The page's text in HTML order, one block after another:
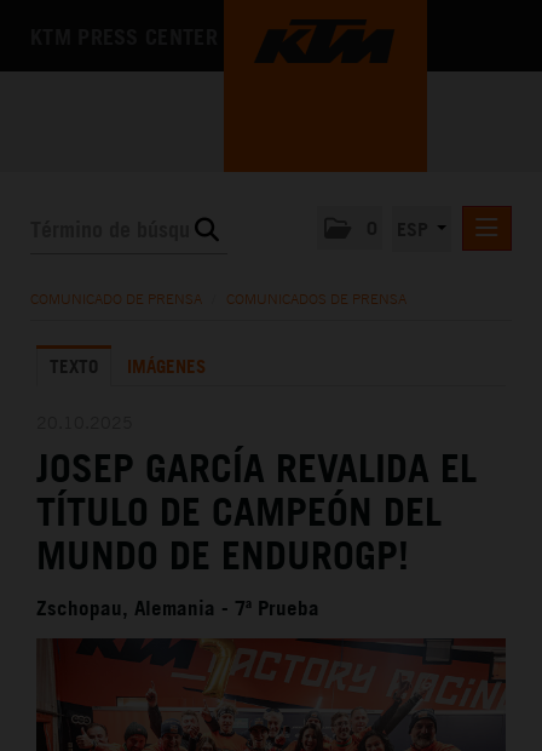
LA EMPRESA
COMUNICADO DE PRENSA COMUNICADOS DE PRENSA
TEXTO IMÁGENES
JOSEP GARCÍA REVALIDA EL
TÍTULO DE CAMPEÓN DEL
MUNDO DE ENDUROGP!
Zschopau, Alemania - 7ª Prueba